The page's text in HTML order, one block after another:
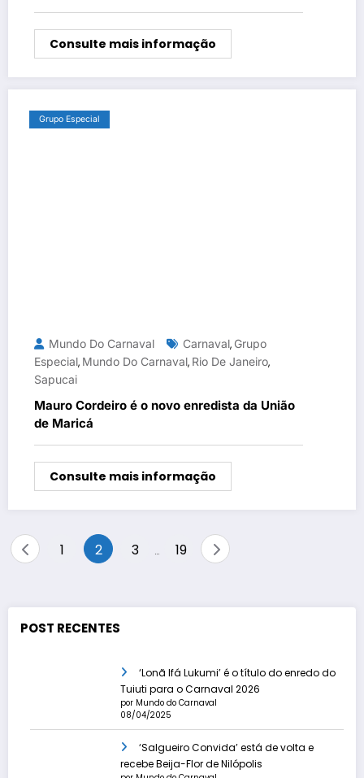
Consulte mais informação
Grupo Especial
Mundo Do Carnaval Carnaval, Grupo
Especial, Mundo Do Carnaval, Rio De Janeiro,
Sapucai
Mauro Cordeiro é o novo enredista da União
de Maricá
Consulte mais informação
Paginação
1 2 3 … 19
POST RECENTES
‘Lonã Ifá Lukumi’ é o título do enredo do
Tuiuti para o Carnaval 2026
por Mundo do Carnaval
08/04/2025
‘Salgueiro Convida’ está de volta e
recebe Beija-Flor de Nilópolis